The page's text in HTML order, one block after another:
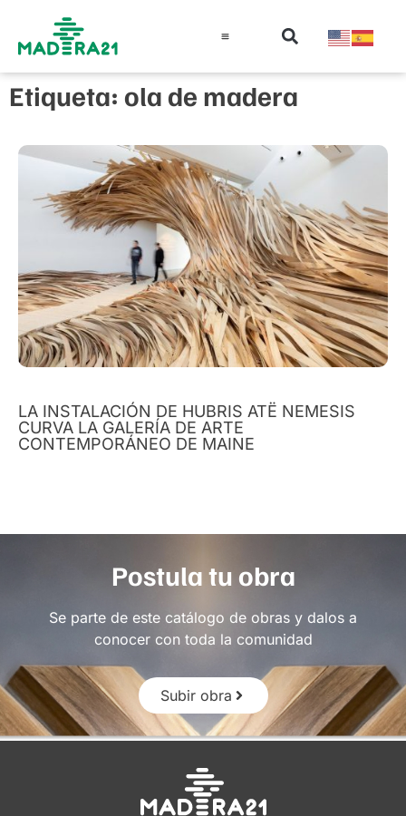
Etiqueta: ola de madera
LA INSTALACIÓN DE HUBRIS ATË NEMESIS
CURVA LA GALERÍA DE ARTE
CONTEMPORÁNEO DE MAINE
Postula tu obra
Se parte de este catálogo de obras y dalos a
conocer con toda la comunidad
Subir obra